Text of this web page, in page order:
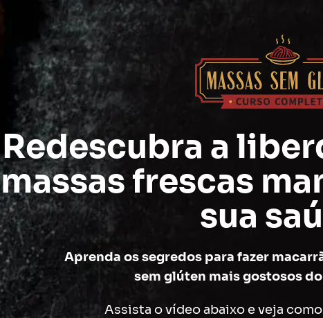
Redescubra a
massas frescas
sua
Aprenda os segredos para fazer
sem glúten mais gostosos
Assista o vídeo abaixo e veja